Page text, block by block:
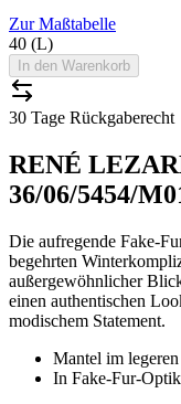
Zur Maßtabelle
40 (L)
In den Warenkorb
30 Tage Rückgaberecht
RENÉ
36/06/5454/
Die aufregende Fake-
begehrten
außergewöhnlicher
einen authentischen
modischem Statement.
Mantel im
In Fake-Fur-Optik